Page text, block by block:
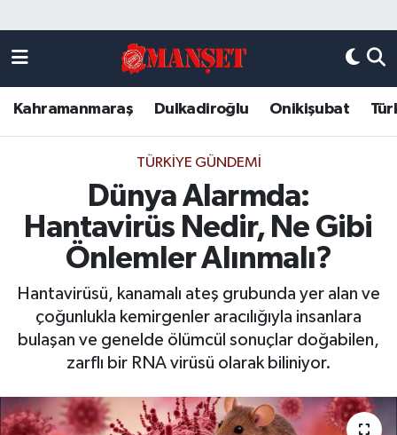
Kahramanmaraş Dulkadiroğlu Onikişubat
TÜRKIYE GÜNDEMI
Dünya Alarmda:
Hantavirüs Nedir, Ne Gibi
Önlemler Alınmalı?
Hantavirüsü, kanamalı ateş grubunda yer alan ve
çoğunlukla kemirgenler aracılığıyla insanlara
bulaşan ve genelde ölümcül sonuçlar doğabilen,
zarflı bir RNA virüsü olarak biliniyor.
DULKADİROĞLU
KAHRAMANMARAŞ
ONİKİŞUBAT
ÖZEL HABER
Künye
Kahramanmaraş Nöbetçi Eczaneler
Kahramanmaraş Hava Durumu
Kahramanmaraş Trafik Yoğunluk Haritası
Süper Lig Puan Durumu ve Fikstür
Tüm Manşetler
Son Dakika Haberleri
Haber Arşivi